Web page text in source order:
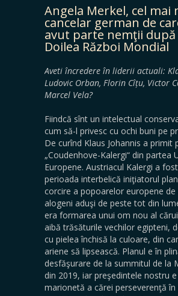
Angela Merkel, cel mai
cancelar german de
avut parte nemţii după
Doilea Război Mondial
Aveti încredere în liderii actuali:
Ludovic Orban, Florin Cîțu, Victor
Marcel Vela?
Fiindcă sînt un intelectual
cum să-l privesc cu ochi buni pe
De curînd Klaus Johannis a primit
„Coudenhove-Kalergi“ din partea
Europene. Austriacul Kalergi a
perioada interbelică iniţiatorul
corcire a popoarelor europene de
alogeni aduşi de peste tot din
era formarea unui om nou al
aibă trăsăturile vechilor egipteni,
cu pielea închisă la culoare, din
ariene să lipsească. Planul e în
desfăşurare de la summitul de la
din 2019, iar preşedintele nostru
marionetă a cărei perseverenţă în